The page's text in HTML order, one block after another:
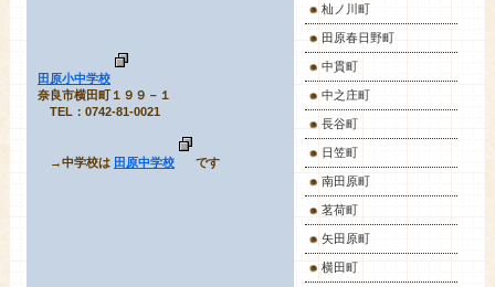
田原小中学校
奈良市横田町１９９－１
TEL：0742-81-0021
→中学校は 田原中学校 です
杣ノ川町
田原春日野町
中貫町
中之庄町
長谷町
日笠町
南田原町
茗荷町
矢田原町
横田町